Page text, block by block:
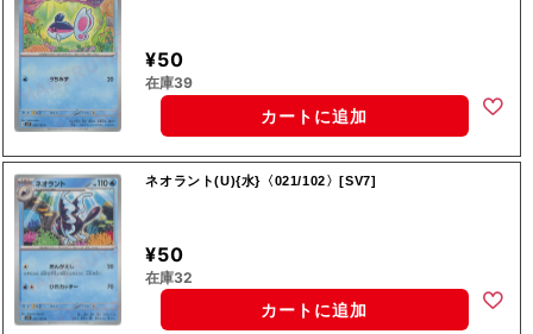
¥50
在庫39
カートに追加
ネオラント(U){水}〈021/102〉[SV7]
¥50
在庫32
カートに追加